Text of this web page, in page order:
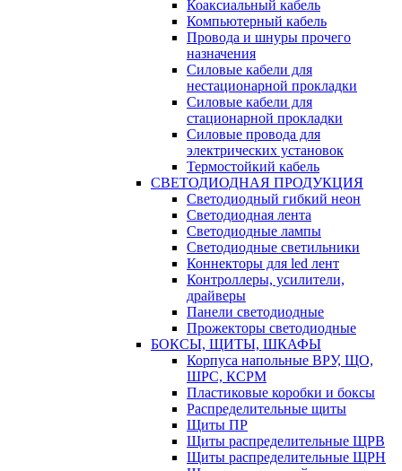
Коаксиальный кабель
Компьютерный кабель
Провода и шнуры прочего
назначения
Силовые кабели для
нестационарной прокладки
Силовые кабели для
стационарной прокладки
Силовые провода для
электрических установок
Термостойкий кабель
СВЕТОДИОДНАЯ ПРОДУКЦИЯ
Светодиодный гибкий неон
Светодиодная лента
Светодиодные лампы
Светодиодные светильники
Коннекторы для led лент
Контроллеры, усилители,
драйверы
Панели светодиодные
Прожекторы светодиодные
БОКСЫ, ЩИТЫ, ШКАФЫ
Корпуса напольные ВРУ, ЩО,
ШРС, КСРМ
Пластиковые коробки и боксы
Распределительные щиты
Щиты ПР
Щиты распределительные ЩРВ
Щиты распределительные ЩРН